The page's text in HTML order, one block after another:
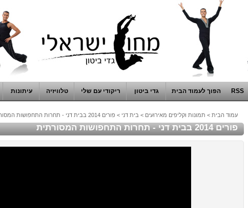
RSS הפוך לעמוד הבית גדי ביטון ריקודי עם שלי טלוויזיה עיתונות
עמוד הבית > תמונות וקליפים מאירועים > בית דני > פורים 2014 בבית דני - תחרות התחפושות המסורתית
פורים 2014 בבית דני - תחרות התחפושות המסורתית